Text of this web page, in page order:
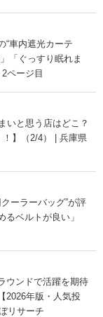
“車内遮光カーテ
「ぐっすり眠れま
ページ目
いと思う店はどこ？
！】（2/4） | 兵庫県
ーラーバッグ”が評
ベルトが良い」
ウンドで活躍を期待
2026年版・人気投
リサーチ